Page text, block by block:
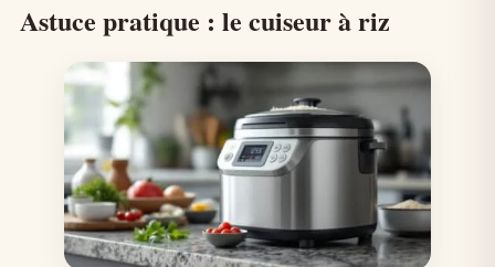
Astuce pratique : le cuiseur à riz